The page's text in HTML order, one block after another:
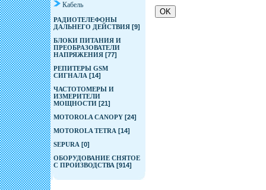
Кабель
РАДИОТЕЛЕФОНЫ
ДАЛЬНЕГО ДЕЙСТВИЯ [9]
БЛОКИ ПИТАНИЯ И
ПРЕОБРАЗОВАТЕЛИ
НАПРЯЖЕНИЯ [77]
РЕПИТЕРЫ GSM
СИГНАЛА [14]
ЧАСТОТОМЕРЫ И
ИЗМЕРИТЕЛИ
МОЩНОСТИ [21]
MOTOROLA CANOPY [24]
MOTOROLA TETRA [14]
SEPURA [0]
ОБОРУДОВАНИЕ СНЯТОЕ
С ПРОИЗВОДСТВА [914]